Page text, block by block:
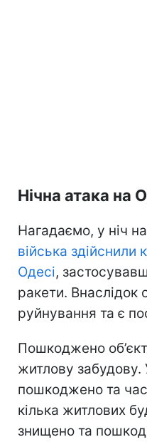
Нічна атака на
Нагадаємо, у ніч
війська здійснили
Одесі,
ракети. Внаслідок
руйнування та є
Пошкоджено
житлову
пошкоджено та
кілька житлових
знищено та